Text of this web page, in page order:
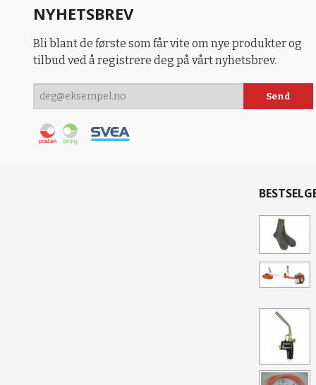
NYHETSBREV
Bli blant de første som får vite om nye produkter og
tilbud ved å registrere deg på vårt nyhetsbrev.